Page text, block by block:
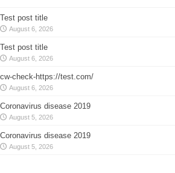
Test post title
August 6, 2026
Test post title
August 6, 2026
cw-check-https://test.com/
August 6, 2026
Coronavirus disease 2019
August 5, 2026
Coronavirus disease 2019
August 5, 2026